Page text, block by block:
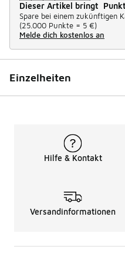
Dieser Artikel bringt
Spare bei einem zukünftigen
(25.000 Punkte = 5 €)
Melde dich kostenlos an
Einzelheiten
Hilfe & Kontakt
Versandinformationen